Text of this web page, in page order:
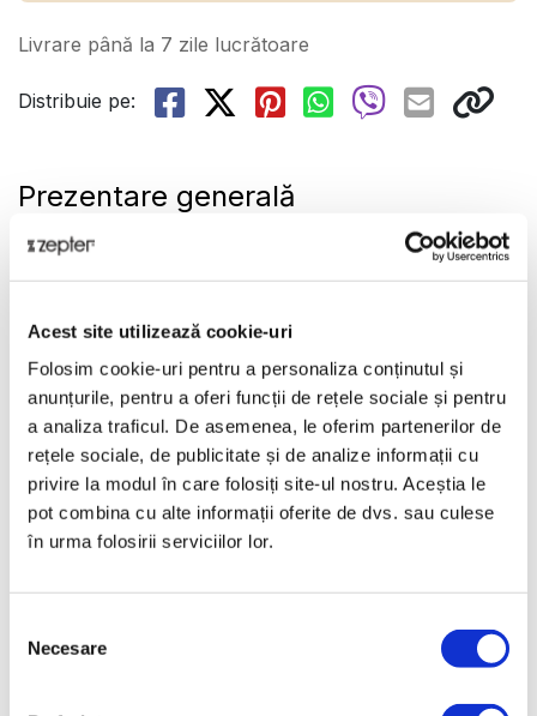
Acest site utilizează cookie-uri
Folosim cookie-uri pentru a personaliza conținutul și
anunțurile, pentru a oferi funcții de rețele sociale și pentru
a analiza traficul. De asemenea, le oferim partenerilor de
rețele sociale, de publicitate și de analize informații cu
privire la modul în care folosiți site-ul nostru. Aceștia le
pot combina cu alte informații oferite de dvs. sau culese
în urma folosirii serviciilor lor.
consimțământului
Necesare
Livrare până la 7 zile lucrătoare
Distribuie pe:
Prezentare generală
Oțelul inoxidabil lucios adaugă o notă distinctivă în
Colecția noastră de seturi pentru băuturi sofisticate din
oțel inoxidabil reprezintă o revenire la prezentarea
elegantă pentru epoca cocktailurilor artizanale.
Date tehnice
LS-120-IB.